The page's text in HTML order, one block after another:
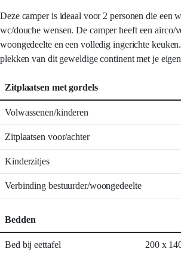
Deze camper is ideaal voor 2 personen die een
wc/douche wensen. De camper heeft een airco/
woongedeelte en een volledig ingerichte
plekken van dit geweldige continent met je
Zitplaatsen met gordels
Volwassenen/kinderen
Zitplaatsen voor/achter
Kinderzitjes
Verbinding bestuurder/woongedeelte
Bedden
Bed bij eettafel 200 x